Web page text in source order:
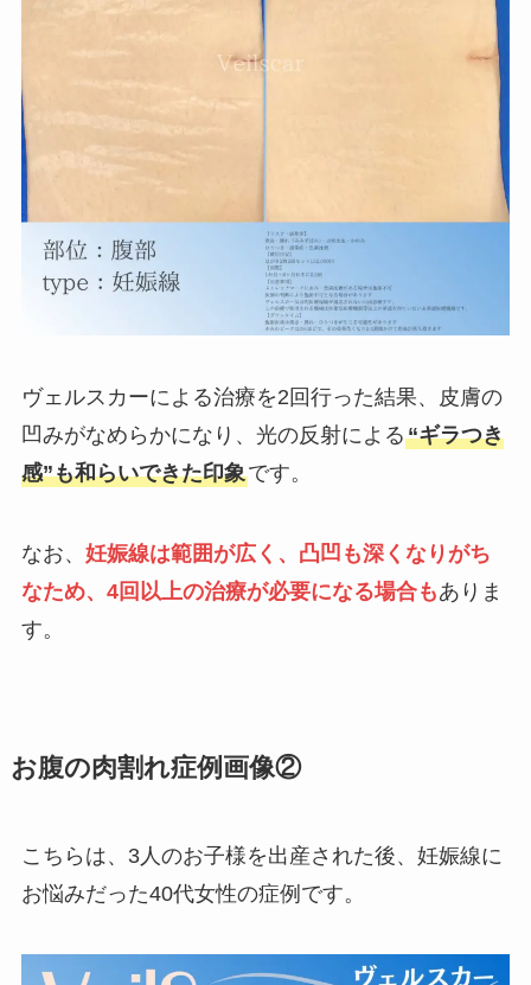
ヴェルスカーによる治療を2回行った結果、皮膚の
凹みがなめらかになり、光の反射による“ギラつき
感”も和らいできた印象です。
なお、 妊娠線は範囲が広く、凸凹も深くなりがち
なため、4回以上の治療が必要になる場合もありま
す。
お腹の肉割れ症例画像②
こちらは、3人のお子様を出産された後、妊娠線に
お悩みだった40代女性の症例です。